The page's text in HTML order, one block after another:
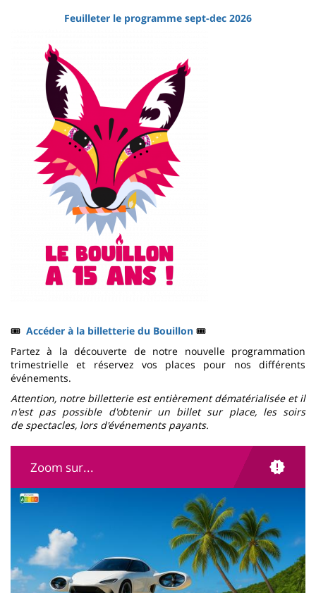
Feuilleter le programme sept-dec 2026
🎟 Accéder à la billetterie du Bouillon 🎟
Partez à la découverte de notre nouvelle programmation
trimestrielle et réservez vos places pour nos différents
événements.
Attention, notre billetterie est entièrement dématérialisée et il
n'est pas possible d'obtenir un billet sur place, les soirs
de spectacles, lors d'événements payants.
Zoom sur...
Illustration
Image